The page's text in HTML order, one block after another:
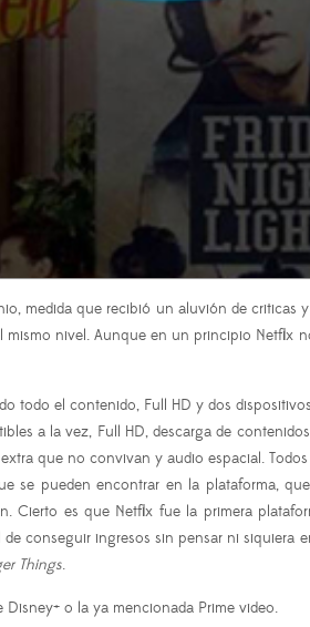
medida que recibió un aluvión de criticas
nivel. Aunque en un principio Netflix
todo el contenido, Full HD y dos
a la vez, Full HD, descarga de
que no convivan y audio espacial.
se pueden encontrar en la plataforma,
es que Netflix fue la primera
conseguir ingresos sin pensar ni siquiera
Things.
o la ya mencionada Prime video.